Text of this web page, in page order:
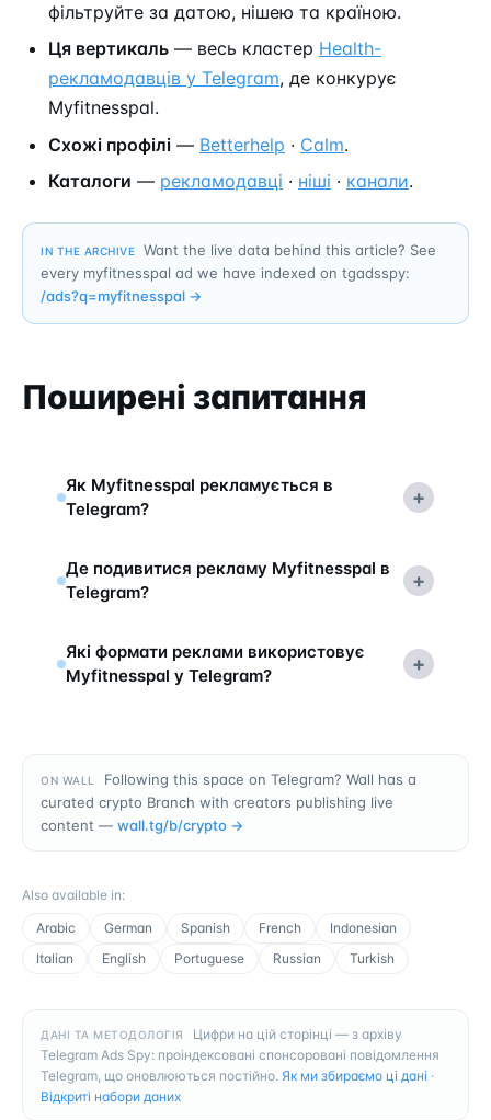
фільтруйте за датою, нішею та країною.
Ця вертикаль — весь кластер Health-
рекламодавців у Telegram, де конкурує
Myfitnesspal.
Схожі профілі — Betterhelp · Calm.
Каталоги — рекламодавці · ніші · канали.
IN THE ARCHIVE
Want the live data behind this article? See
every myfitnesspal ad we have indexed on tgadsspy:
/ads?q=myfitnesspal →
Поширені запитання
Як Myfitnesspal рекламується в
Telegram?
+
Де подивитися рекламу Myfitnesspal в
Telegram?
+
Які формати реклами використовує
Myfitnesspal у Telegram?
+
ON WALL
Following this space on Telegram? Wall has a
curated crypto Branch with creators publishing live
content — wall.tg/b/crypto →
Also available in:
Arabic
German Spanish French
Indonesian
Italian
English Portuguese Russian Turkish
ДАНІ ТА МЕТОДОЛОГІЯ
Цифри на цій сторінці — з архіву
Telegram Ads Spy: проіндексовані спонсоровані повідомлення
Telegram, що оновлюються постійно. Як ми збираємо ці дані ·
Відкриті набори даних